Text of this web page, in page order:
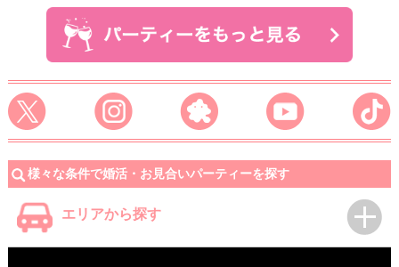
様々な条件で婚活・お見合いパーティーを探す
エリアから探す